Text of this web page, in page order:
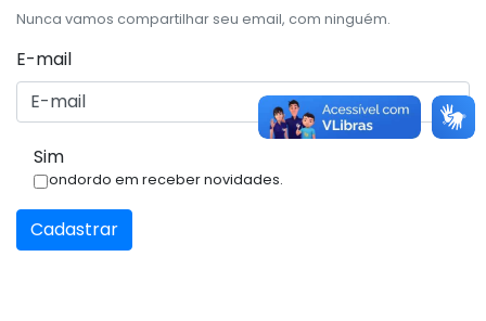
Nunca vamos compartilhar seu email, com ninguém.
E-mail
Sim
Condordo em receber novidades.
Cadastrar